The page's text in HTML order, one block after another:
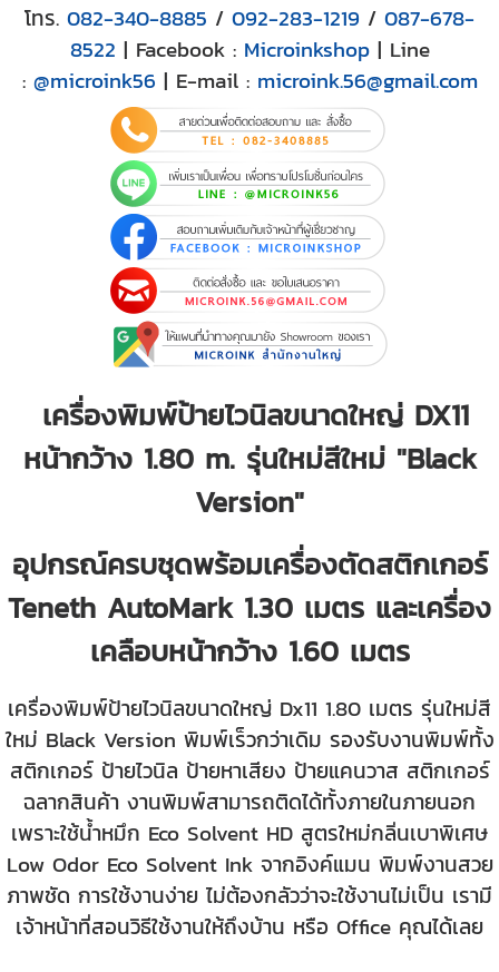
โทร. 082-340-8885 / 092-283-1219 / 087-678-
8522 | Facebook : Microinkshop| Line
: @microink56 | E-mail : microink.56@gmail.com
เครื่องพิมพ์ป้ายไวนิลขนาดใหญ่ DX11
หน้ากว้าง 1.80 m. รุ่นใหม่สีใหม่ "Black
Version"
อุปกรณ์ครบชุดพร้อมเครื่องตัดสติกเกอร์
Teneth AutoMark 1.30 เมตร และเครื่อง
เคลือบหน้ากว้าง 1.60 เมตร
เครื่องพิมพ์ป้ายไวนิลขนาดใหญ่ Dx11 1.80 เมตร รุ่นใหม่สี
ใหม่ Black Version พิมพ์เร็วกว่าเดิม รองรับงานพิมพ์ทั้ง
สติกเกอร์ ป้ายไวนิล ป้ายหาเสียง ป้ายแคนวาส สติกเกอร์
ฉลากสินค้า งานพิมพ์สามารถติดได้ทั้งภายในภายนอก
เพราะใช้น้ำหมึก Eco Solvent HD สูตรใหม่กลิ่นเบาพิเศษ
Low Odor Eco Solvent Ink จากอิงค์แมน พิมพ์งานสวย
ภาพชัด การใช้งานง่าย ไม่ต้องกลัวว่าจะใช้งานไม่เป็น เรามี
เจ้าหน้าที่สอนวิธีใช้งานให้ถึงบ้าน หรือ Office คุณได้เลย